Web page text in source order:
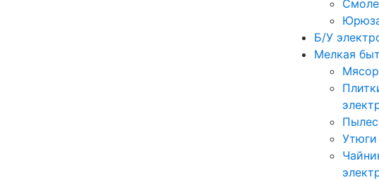
Б/У
Мелкая
Утюги